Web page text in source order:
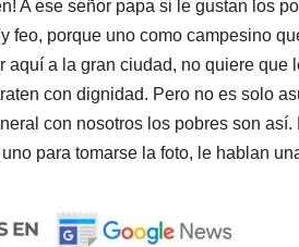
A ese señor papa si le gustan los
feo, porque uno como campesino
aquí a la gran ciudad, no quiere
con dignidad. Pero no es solo
con nosotros los pobres son
uno para tomarse la foto, le hablan